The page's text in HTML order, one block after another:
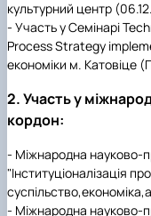
культурний центр
- Участь у Семінарі
Process Strategy
економіки м. Катовіце
2. Участь у
кордон:
- Міжнародна науково-
"Інституціоналізація
- Міжнародна науково-